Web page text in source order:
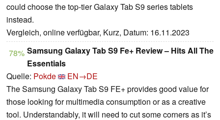
could choose the top-tier Galaxy Tab S9 series tablets
instead.
Vergleich, online verfügbar, Kurz, Datum: 16.11.2023
78% Samsung Galaxy Tab S9 Fe+ Review – Hits All The
Essentials
Quelle: Pokde
EN→DE
The Samsung Galaxy Tab S9 FE+ provides good value for
those looking for multimedia consumption or as a creative
tool. Understandably, it will need to cut some corners as it’s